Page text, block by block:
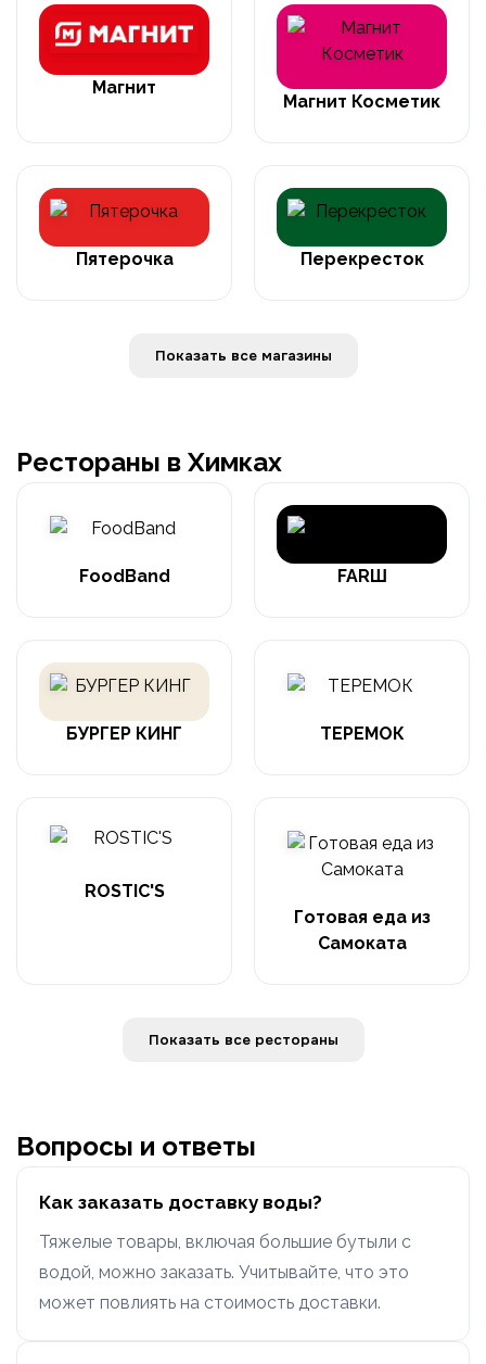
Магнит
Магнит Косметик
Пятерочка Перекресток
Показать все магазины
Рестораны в Химках
FoodBand FARШ
БУРГЕР КИНГ ТЕРЕМОК
ROSTIC'S
Готовая еда из
Самоката
Показать все рестораны
Вопросы и ответы
Как заказать доставку воды?
Тяжелые товары, включая большие бутыли с
водой, можно заказать. Учитывайте, что это
может повлиять на стоимость доставки.